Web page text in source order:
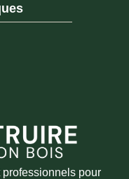
pour